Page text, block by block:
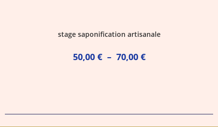
stage saponification artisanale
50,00 € – 70,00 €